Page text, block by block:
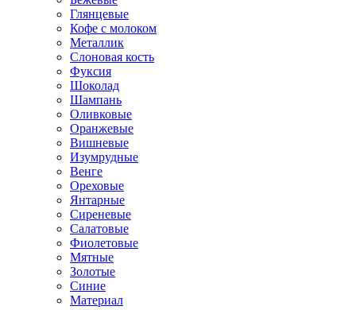
Глянцевые
Кофе с молоком
Металлик
Слоновая кость
Фуксия
Шоколад
Шампань
Оливковые
Оранжевые
Вишневые
Изумрудные
Венге
Ореховые
Янтарные
Сиреневые
Салатовые
Фиолетовые
Мятные
Золотые
Синие
Материал